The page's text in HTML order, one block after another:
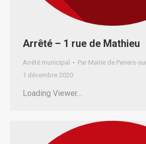
Arrêté – 1 rue de Mathieu
Arrêté municipal Par Mairie de Periers-
1 décembre 2020
Loading Viewer…